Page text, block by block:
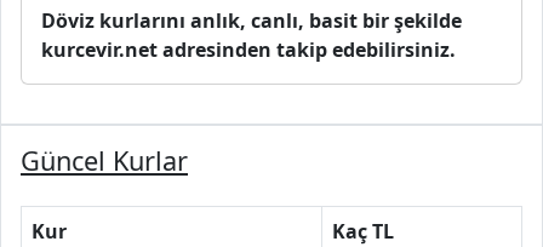
Döviz kurlarını anlık, canlı, basit bir şekilde
kurcevir.net adresinden takip edebilirsiniz.
Güncel Kurlar
Kur
Kaç TL